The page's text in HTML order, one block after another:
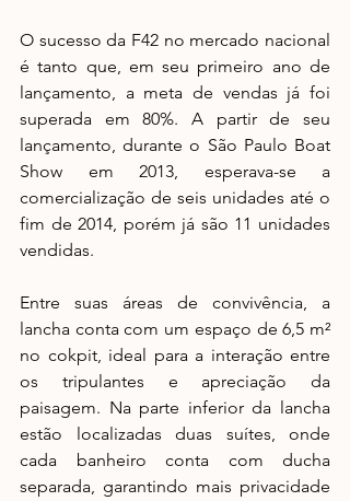
O sucesso da F42 no mercado nacional
é tanto que, em seu primeiro ano de
lançamento, a meta de vendas já foi
superada em 80%. A partir de seu
lançamento, durante o São Paulo Boat
Show em 2013, esperava-se a
comercialização de seis unidades até o
fim de 2014, porém já são 11 unidades
vendidas.
Entre suas áreas de convivência, a
lancha conta com um espaço de 6,5 m²
no cokpit, ideal para a interação entre
os tripulantes e apreciação da
paisagem. Na parte inferior da lancha
estão localizadas duas suítes, onde
cada banheiro conta com ducha
separada, garantindo mais privacidade